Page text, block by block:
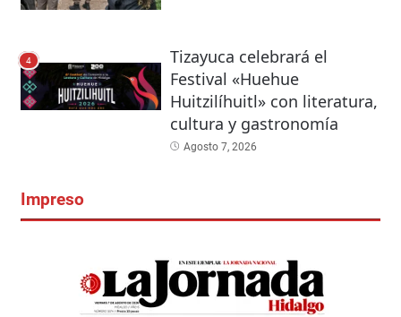
4
Tizayuca celebrará el
Festival «Huehue
Huitzilíhuitl» con literatura,
cultura y gastronomía
Agosto 7, 2026
Impreso